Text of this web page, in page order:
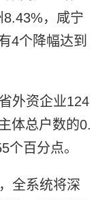
，咸宁
4个降幅达到
外资企业124
体总户数的0.
百分点。
全系统将深